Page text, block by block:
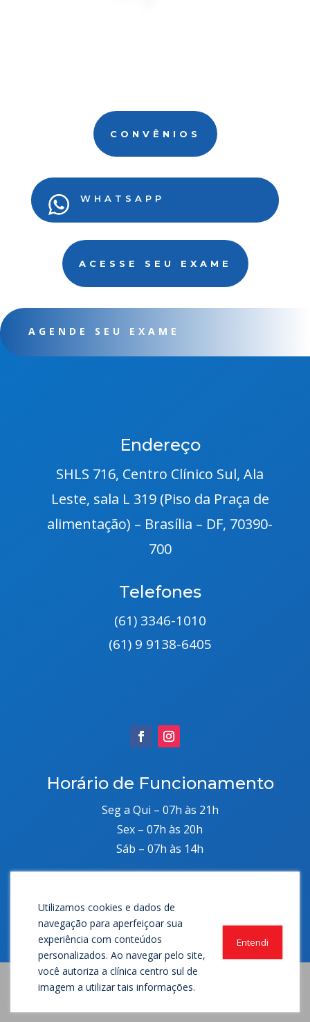
CONVÊNIOS
WHATSAPP
ACESSE SEU EXAME
AGENDE SEU EXAME
Endereço
SHLS 716, Centro Clínico Sul, Ala
Leste, sala L 319 (Piso da Praça de
alimentação) – Brasília – DF, 70390-
700
Telefones
(61) 3346-1010
(61) 9 9138-6405
Horário de Funcionamento
Seg a Qui – 07h às 21h
Sex – 07h às 20h
Sáb – 07h às 14h
Copyright © 2025 – Todos os direitos reservados –
CNPJ: 26.964.205/0001-80
Utilizamos cookies e dados de
navegação para aperfeiçoar sua
experiência com conteúdos
personalizados. Ao navegar pelo site,
você autoriza a clínica centro sul de
imagem a utilizar tais informações.
Entendi